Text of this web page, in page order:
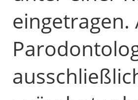
eingetragen.